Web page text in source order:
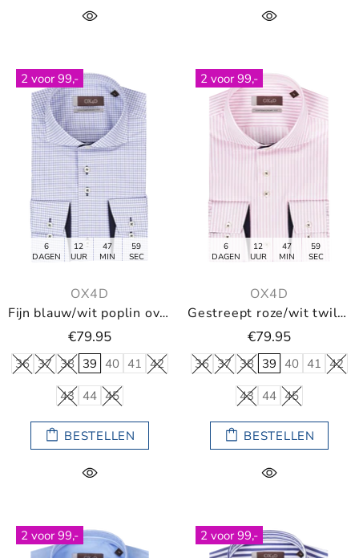
2 voor 99,-
6
DAGEN
12
UUR
47
MIN
59
SEC
OX4D
Fijn blauw/wit poplin overhemd met kleine ruit
€79.95
36 37 38 39 40 41 42
43 44 45
BESTELLEN
2 voor 99,-
6
DAGEN
12
UUR
47
MIN
59
SEC
OX4D
Gestreept roze/wit twill overhemd
€79.95
36 37 38 39 40 41 42
43 44 45
BESTELLEN
2 voor 99,- 2 voor 99,-